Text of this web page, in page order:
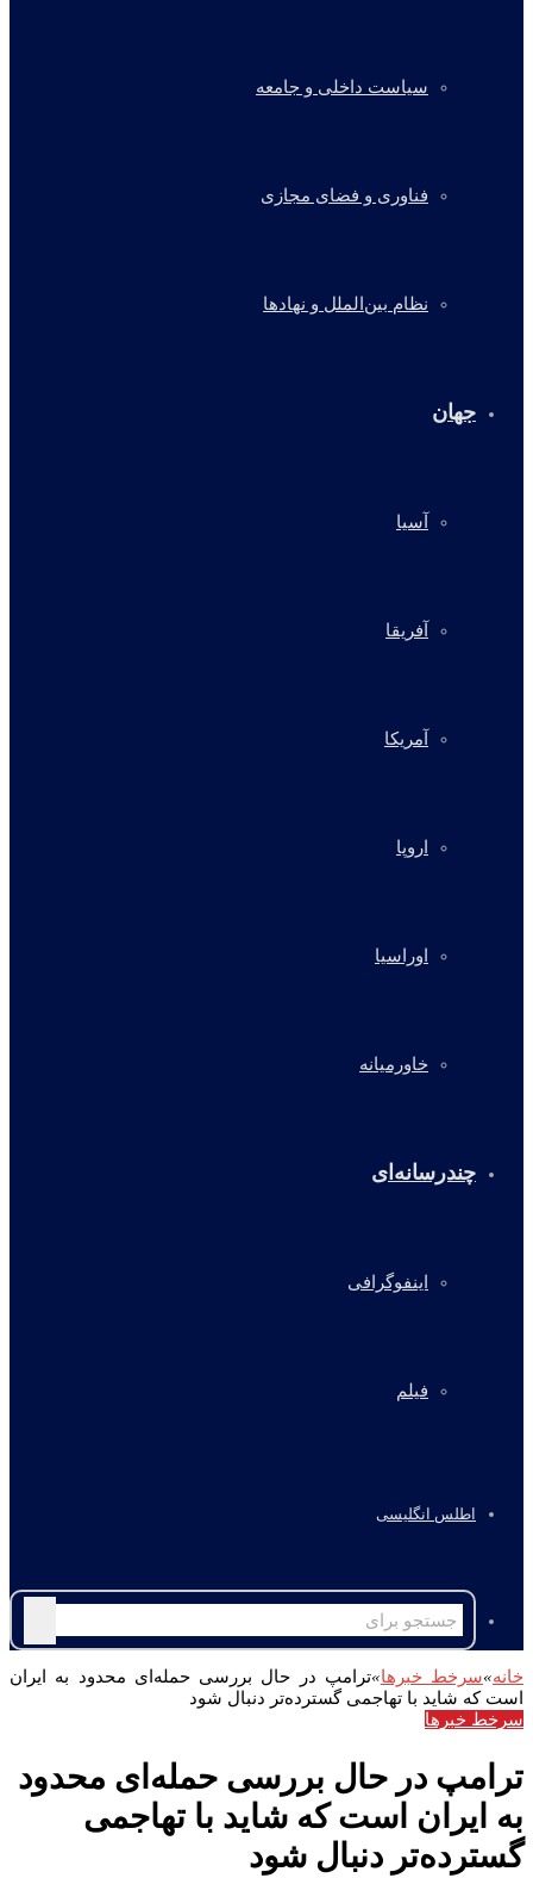
سیاست داخلی و جامعه
فناوری و فضای مجازی
نظام بین‌الملل و نهادها
جهان
آسیا
آفریقا
آمریکا
اروپا
اوراسیا
خاورمیانه
چندرسانه‌ای
اینفوگرافی
فیلم
اطلس انگلیسی
برای
خانه»سرخط خبرها»ترامپ در حال بررسی حمله‌ای محدود به ایران
است که شاید با تهاجمی گسترده‌تر دنبال شود
سرخط خبرها
ترامپ در حال بررسی حمله‌ای محدود
به ایران است که شاید با تهاجمی
گسترده‌تر دنبال شود